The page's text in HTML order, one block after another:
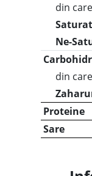
din care
Ne-
din care
Proteine
Sare